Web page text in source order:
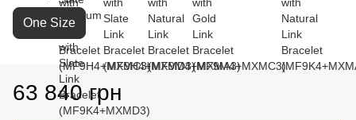
One Size
63 840 грн